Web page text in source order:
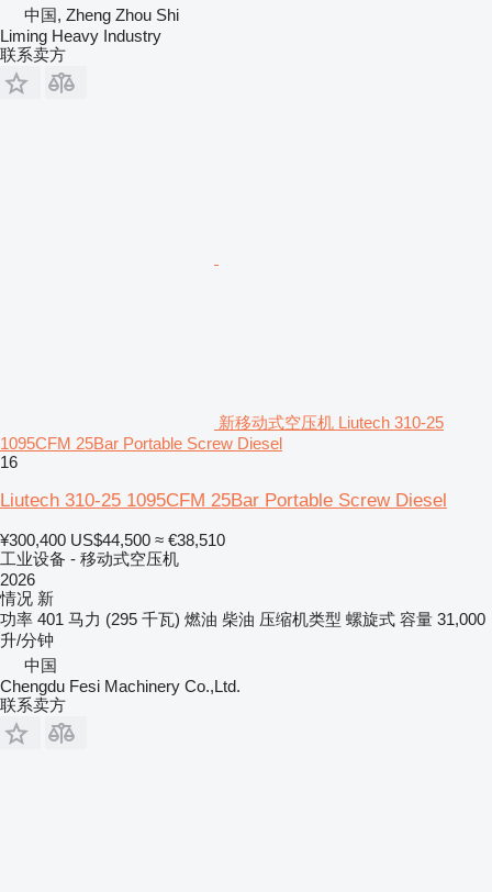
中国, Zheng Zhou Shi
Liming Heavy Industry
联系卖方
新移动式空压机 Liutech 310-25
1095CFM 25Bar Portable Screw Diesel
16
Liutech 310-25 1095CFM 25Bar Portable Screw Diesel
¥300,400 US$44,500 ≈ €38,510
工业设备 - 移动式空压机
2026
情况 新
功率 401 马力 (295 千瓦) 燃油 柴油 压缩机类型 螺旋式 容量 31,000
升/分钟
中国
Chengdu Fesi Machinery Co.,Ltd.
联系卖方